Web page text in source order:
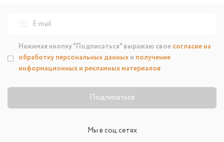
Подписаться
Нажимая кнопку "Подписаться" выражаю свое согласие на
обработку персональных данных и получение
информационных и рекламных материалов
Мы в соц.сетях